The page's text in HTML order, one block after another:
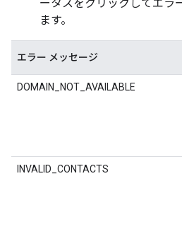
ータスをクリックしてエラ
ます。
エラー メッセージ
DOMAIN_NOT_AVAILABLE
INVALID_CONTACTS